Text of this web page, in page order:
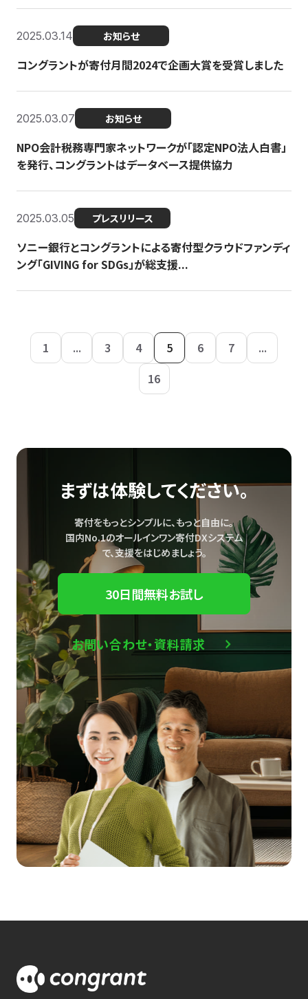
2025.03.14 お知らせ
コングラントが寄付月間2024で企画大賞を受賞しました
2025.03.07 お知らせ
NPO会計税務専門家ネットワークが「認定NPO法人白書」
を発行、コングラントはデータベース提供協力
2025.03.05 プレスリリース
ソニー銀行とコングラントによる寄付型クラウドファンディ
ング「GIVING for SDGs」が総支援...
1 ... 3 4 5 6 7
...
16
まずは体験してください。
寄付をもっとシンプルに、もっと自由に。
国内No.1のオールインワン寄付DXシステム
で、支援をはじめましょう。
30日間無料お試し
お問い合わせ・資料請求